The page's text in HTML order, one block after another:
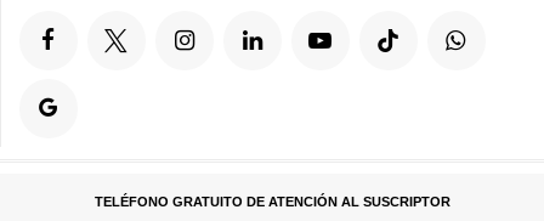
TELÉFONO GRATUITO DE ATENCIÓN AL SUSCRIPTOR